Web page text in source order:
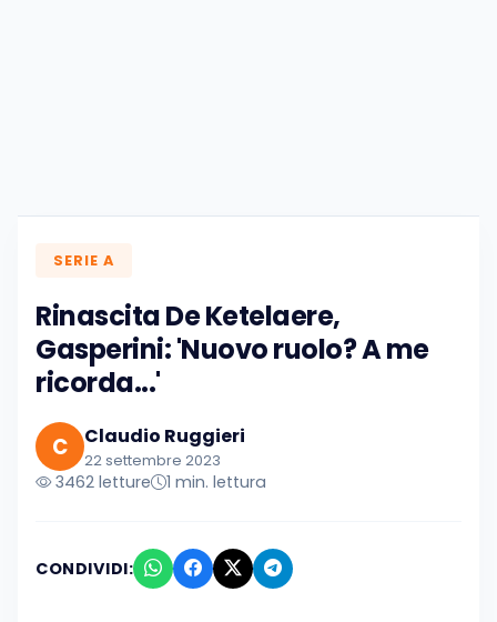
SERIE A
Rinascita De Ketelaere,
Gasperini: 'Nuovo ruolo? A me
ricorda...'
C Claudio Ruggieri
22 settembre 2023
3462 letture 1 min. lettura
CONDIVIDI: